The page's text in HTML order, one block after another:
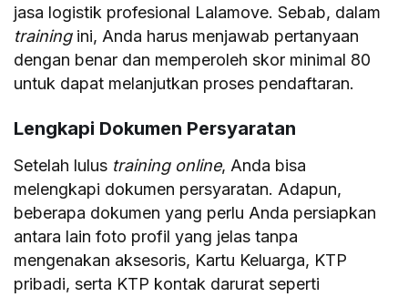
jasa logistik profesional Lalamove. Sebab, dalam
training ini, Anda harus menjawab pertanyaan
dengan benar dan memperoleh skor minimal 80
untuk dapat melanjutkan proses pendaftaran.
Lengkapi Dokumen Persyaratan
Setelah lulus training online, Anda bisa
melengkapi dokumen persyaratan. Adapun,
beberapa dokumen yang perlu Anda persiapkan
antara lain foto profil yang jelas tanpa
mengenakan aksesoris, Kartu Keluarga, KTP
pribadi, serta KTP kontak darurat seperti